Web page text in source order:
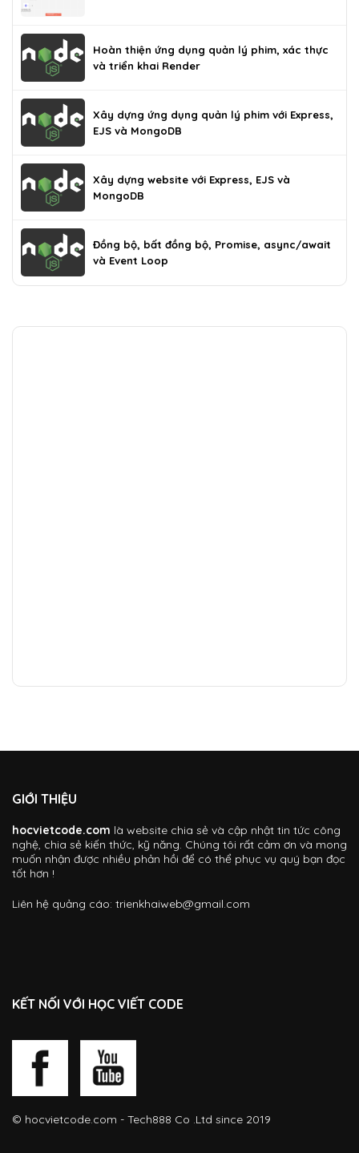
Hoàn thiện ứng dụng quản lý phim, xác thực
và triển khai Render
Xây dựng ứng dụng quản lý phim với Express,
EJS và MongoDB
Xây dựng website với Express, EJS và
MongoDB
Đồng bộ, bất đồng bộ, Promise, async/await
và Event Loop
GIỚI THIỆU
hocvietcode.com là website chia sẻ và cập nhật tin tức công
nghệ, chia sẻ kiến thức, kỹ năng. Chúng tôi rất cảm ơn và mong
muốn nhận được nhiều phản hồi để có thể phục vụ quý bạn đọc
tốt hơn !
Liên hệ quảng cáo: trienkhaiweb@gmail.com
KẾT NỐI VỚI HỌC VIẾT CODE
© hocvietcode.com - Tech888 Co .Ltd since 2019